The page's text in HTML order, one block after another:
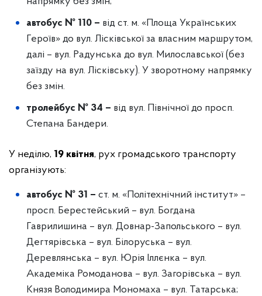
автобус № 110 – від ст. м. «Площа Українських
Героїв» до вул. Лісківської за власним маршрутом,
далі – вул. Радунська до вул. Милославської (без
заїзду на вул. Лісківську). У зворотному напрямку
без змін.
тролейбус № 34 – від вул. Північної до просп.
Степана Бандери.
У неділю, 19 квітня, рух громадського транспорту
організують:
автобус № 31 – ст. м. «Політехнічний інститут» –
просп. Берестейський – вул. Богдана
Гаврилишина – вул. Довнар-Запольського – вул.
Дегтярівська – вул. Білоруська – вул.
Деревлянська – вул. Юрія Іллєнка – вул.
Академіка Ромоданова – вул. Загорівська – вул.
Князя Володимира Мономаха – вул. Татарська;